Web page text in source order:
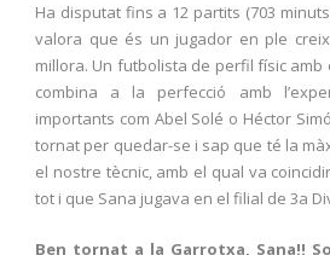
Ha disputat fins a 12 partits (703
valora que és un jugador en ple
millora. Un futbolista de perfil físic
combina a la perfecció amb
importants com Abel Solé o Héctor
tornat per quedar-se i sap que té la
el nostre tècnic, amb el qual va
tot i que Sana jugava en el filial de 3a
Ben tornat a la Garrotxa, Sana!!